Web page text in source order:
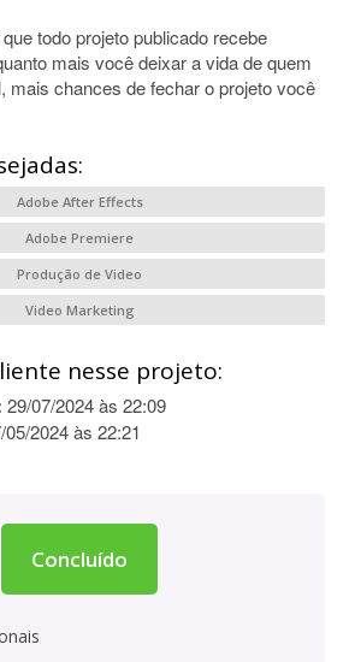
todo projeto publicado recebe
mais você deixar a vida de quem
mais chances de fechar o projeto você
Adobe After Effects
Adobe Premiere
Produção de Video
Video Marketing
nesse projeto:
29/07/2024 às 22:09
05/2024 às 22:21
Concluído